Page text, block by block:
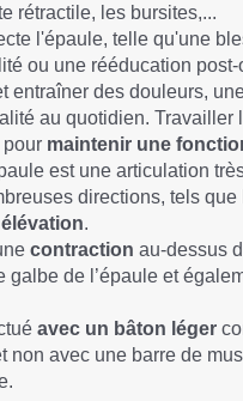
rétractile, les bursites,...
l'épaule, telle qu'une
ou une rééducation
entraîner des douleurs,
au quotidien. Travailler
maintenir une
est une articulation
directions, tels que
.
contraction au-dessus
galbe de l’épaule et
avec un bâton léger
non avec une barre de